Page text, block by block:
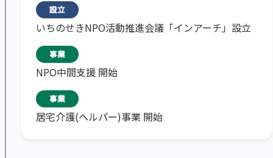
設立
いちのせきNPO活動推進会議「インアーチ」設立
事業
NPO中間支援 開始
事業
居宅介護(ヘルパー)事業 開始